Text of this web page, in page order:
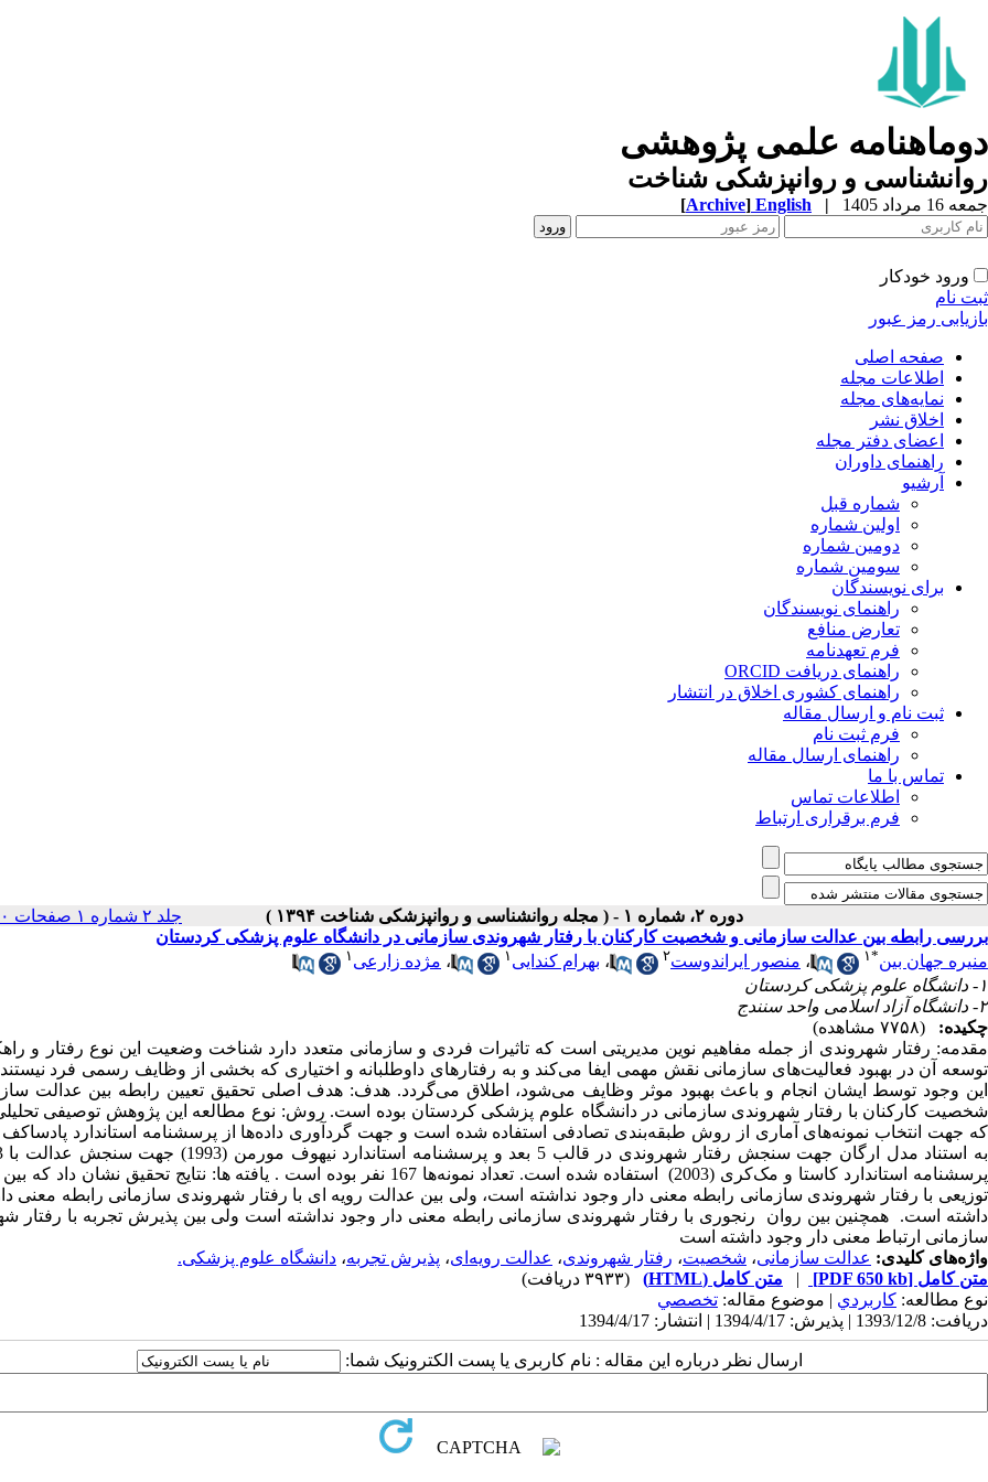
دوماهنامه علمی پژوهشی
روانشناسی و روانپزشکی شناخت
جمعه 16 مرداد 1405 |
English
[Archive]
ورود خودکار
ثبت نام
بازیابی رمز عبور
صفحه اصلی
اطلاعات مجله
نمایه‌های مجله
اخلاق نشر
اعضای دفتر مجله
راهنمای داوران
آرشیو
شماره قبل
اولین شماره
دومین شماره
سومین شماره
برای نویسندگان
راهنمای نویسندگان
تعارض منافع
فرم تعهدنامه
راهنمای دریافت ORCID
راهنمای کشوری اخلاق در انتشار
ثبت نام و ارسال مقاله
فرم ثبت نام
راهنمای ارسال مقاله
تماس با ما
اطلاعات تماس
فرم برقراری ارتباط
دوره ۲، شماره ۱ - ( مجله روانشناسی و روانپزشکی شناخت ۱۳۹۴ ) جلد ۲ شماره ۱ صفحات ۸۰-۶۴
بررسی رابطه بین عدالت سازمانی و شخصیت کارکنان با رفتار شهروندی سازمانی در دانشگاه علوم پزشکی کردستان
منیره جهان بین*۱ ، منصور ایراندوست۲ ، بهرام کندایی ۱ ، مژده زارعی ۱
۱- دانشگاه علوم پزشکی کردستان
۲- دانشگاه آزاد اسلامی واحد سنندج
چکیده:
(۷۷۵۸ مشاهده)
مقدمه: رفتار شهروندی از جمله مفاهیم نوین مدیریتی است که تاثیرات فردی و سازمانی متعدد دارد شناخت وضعیت این نوع رفتار و
توسعه آن در بهبود فعالیت‌های سازمانی نقش مهمی ایفا می‌کند و به رفتارهای داوطلبانه و اختیاری که بخشی از وظایف رسمی فرد نیستند
این وجود توسط ایشان انجام و باعث بهبود موثر وظایف می‌شود، اطلاق می‌گردد. هدف: هدف اصلی تحقیق تعیین رابطه بین عدالت
شخصیت کارکنان با رفتار شهروندی سازمانی در دانشگاه علوم پزشکی کردستان بوده است. روش: نوع مطالعه این پژوهش توصیفی
پرسشنامه استاندارد کاستا و مک‌کری (2003) استفاده شده است. تعداد نمونه‌ها 167 نفر بوده است . یافته ها: نتایج تحقیق نشان
توزیعی با رفتار شهروندی سازمانی رابطه معنی دار وجود نداشته است، ولی بین عدالت رویه ای با رفتار شهروندی سازمانی رابطه معنی
داشته است. همچنین بین روان رنجوری با رفتار شهروندی سازمانی رابطه معنی دار وجود نداشته است ولی بین پذیرش تجربه با رفتار
سازمانی ارتباط معنی دار وجود داشته است
واژه‌های کلیدی: عدالت سازمانی، شخصیت، رفتار شهروندی، عدالت رویه‌ای، پذیرش تجربه، دانشگاه علوم پزشکی.
متن کامل [PDF 650 kb]
| متن کامل (HTML)
(۳۹۳۳ دریافت)
نوع مطالعه: كاربردي | موضوع مقاله: تخصصي
دریافت: 1393/12/8 | پذیرش: 1394/4/17 | انتشار: 1394/4/17
ارسال نظر درباره این مقاله : نام کاربری یا پست الکترونیک شما: